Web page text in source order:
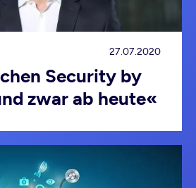
27.07.2020
Security by
zwar ab heute«